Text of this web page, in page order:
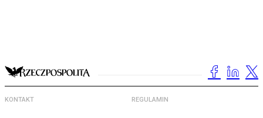
KONTAKT REGULAMIN